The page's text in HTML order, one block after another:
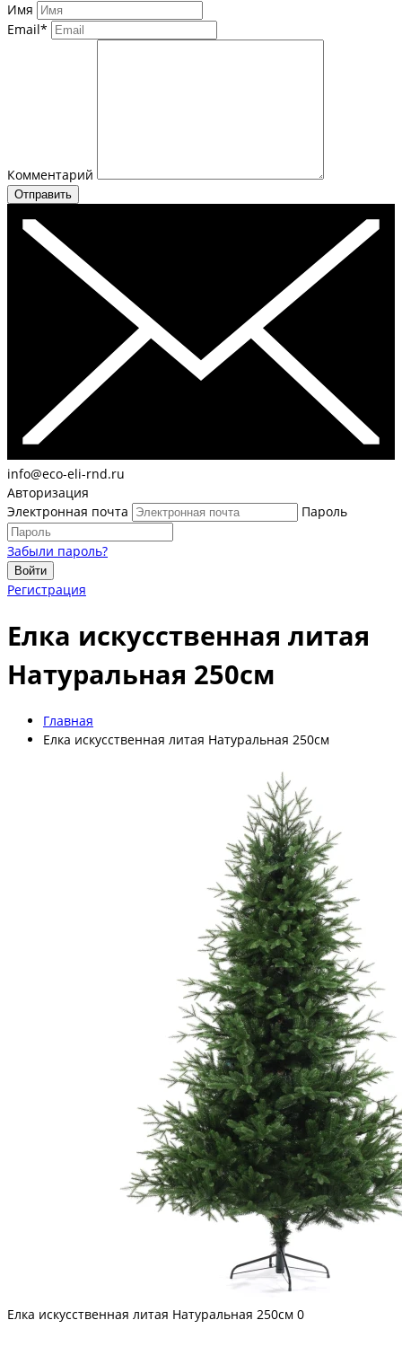
Имя
Email*
Комментарий
Отправить
info@eco-eli-rnd.ru
Авторизация
Электронная почта
Пароль
Забыли пароль?
Войти
Регистрация
Елка искусственная литая
Натуральная 250см
Главная
Елка искусственная литая Натуральная 250см
Елка искусственная литая Натуральная 250см 0